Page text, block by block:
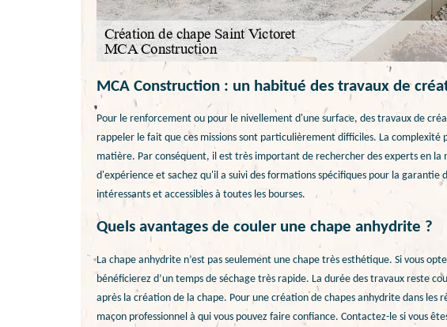
MCA Construction : un habitué des travaux de
Pour le renforcement ou pour le nivellement d'une surface, des travaux de
rappeler le fait que ces missions sont particulièrement difficiles. La complexité
matière. Par conséquent, il est très important de rechercher des experts en la
d'expérience et sachez qu'il a suivi des formations spécifiques pour la
intéressants et accessibles à toutes les bourses.
Quels avantages de couler une chape anhydrite ?
La chape anhydrite n’est pas seulement une chape très esthétique. Si vous
bénéficierez d’un temps de séchage très rapide. La durée des travaux reste
après la création de la chape. Pour une création de chapes anhydrite dans les
maçon professionnel à qui vous pouvez faire confiance. Contactez-le si vous